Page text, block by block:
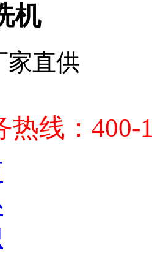
机
家直供
热线：400-